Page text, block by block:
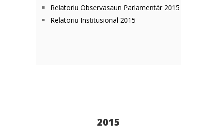
Relatoriu Observasaun Parlamentár 2015
Relatoriu Institusional 2015
2015